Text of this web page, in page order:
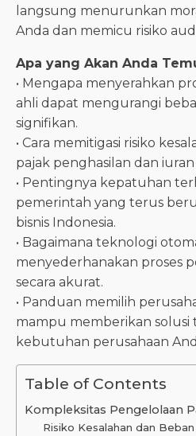
langsung menurunkan
Anda dan memicu risiko
Apa yang Akan Anda
• Mengapa menyerahkan
ahli dapat mengurangi
signifikan.
• Cara memitigasi risiko
pajak penghasilan dan iuran
• Pentingnya kepatuhan
pemerintah yang terus
bisnis Indonesia.
• Bagaimana teknologi
menyederhanakan proses
secara akurat.
• Panduan memilih
mampu memberikan solusi
kebutuhan perusahaan
Table of Contents
Kompleksitas Pengelolaan
Risiko Kesalahan dan